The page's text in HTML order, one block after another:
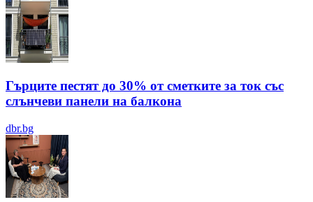
Гърците пестят до 30% от сметките за ток със
слънчеви панели на балкона
dbr.bg